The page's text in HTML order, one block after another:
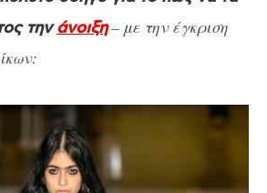
τηνάνοιξη– με την έγκριση